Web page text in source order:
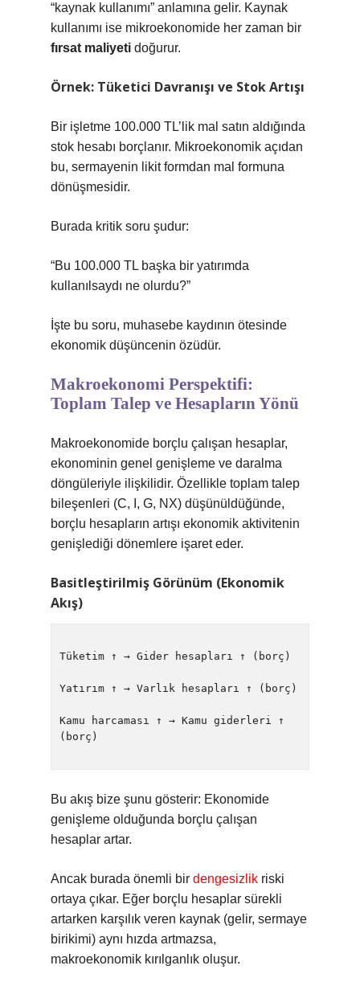
“kaynak kullanımı” anlamına gelir. Kaynak
kullanımı ise mikroekonomide her zaman bir
fırsat maliyeti doğurur.
Örnek: Tüketici Davranışı ve Stok Artışı
Bir işletme 100.000 TL’lik mal satın aldığında
stok hesabı borçlanır. Mikroekonomik açıdan
bu, sermayenin likit formdan mal formuna
dönüşmesidir.
Burada kritik soru şudur:
“Bu 100.000 TL başka bir yatırımda
kullanılsaydı ne olurdu?”
İşte bu soru, muhasebe kaydının ötesinde
ekonomik düşüncenin özüdür.
Makroekonomi Perspektifi:
Toplam Talep ve Hesapların Yönü
Makroekonomide borçlu çalışan hesaplar,
ekonominin genel genişleme ve daralma
döngüleriyle ilişkilidir. Özellikle toplam talep
bileşenleri (C, I, G, NX) düşünüldüğünde,
borçlu hesapların artışı ekonomik aktivitenin
genişlediği dönemlere işaret eder.
Basitleştirilmiş Görünüm (Ekonomik
Akış)
Tüketim ↑ → Gider hesapları ↑ (borç)
Yatırım ↑ → Varlık hesapları ↑ (borç)
Kamu harcaması ↑ → Kamu giderleri ↑
(borç)
Bu akış bize şunu gösterir: Ekonomide
genişleme olduğunda borçlu çalışan
hesaplar artar.
Ancak burada önemli bir dengesizlik riski
ortaya çıkar. Eğer borçlu hesaplar sürekli
artarken karşılık veren kaynak (gelir, sermaye
birikimi) aynı hızda artmazsa,
makroekonomik kırılganlık oluşur.